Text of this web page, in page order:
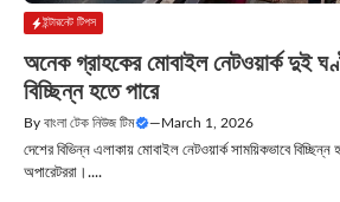
ইন্টারনেট টিপস
অনেক গ্রাহকের মোবাইল নেটওয়ার্ক দুই
বিচ্ছিন্ন হতে পারে
By বাংলা টেক নিউজ টিম —March 1, 2026
দেশের বিভিন্ন এলাকায় মোবাইল নেটওয়ার্ক সাময়িকভাবে
অপারেটররা।....